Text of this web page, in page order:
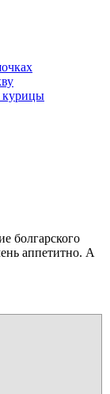
курицы
болгарского
аппетитно. А